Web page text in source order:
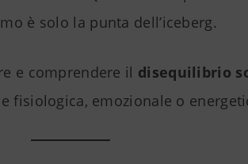
è solo la punta dell’iceberg.
e comprendere il disequilibrio
fisiologica, emozionale o